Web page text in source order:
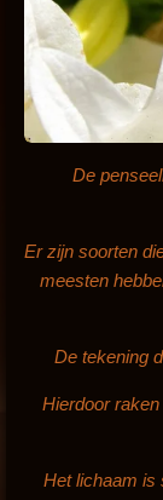
De
Er zijn soorten
meesten
De tekening
Hierdoor
Het lichaam is